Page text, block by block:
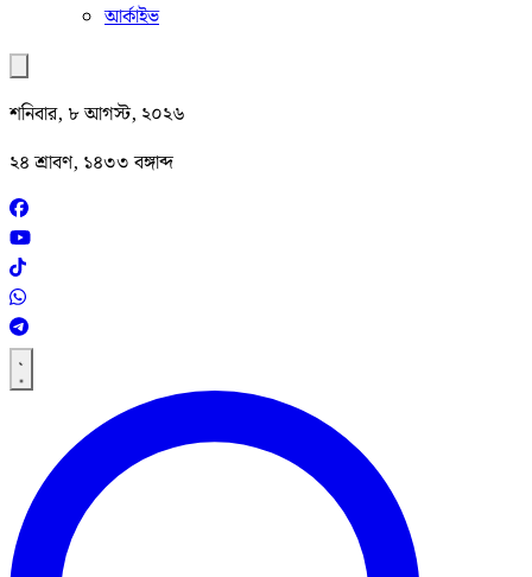
আর্কাইভ
শনিবার, ৮ আগস্ট, ২০২৬
২৪ শ্রাবণ, ১৪৩৩ বঙ্গাব্দ